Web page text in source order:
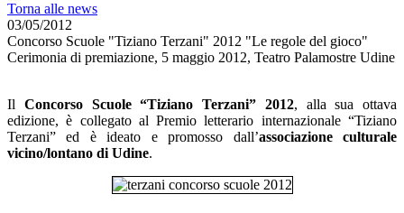
Torna alle news
03/05/2012
Concorso Scuole "Tiziano Terzani" 2012 "Le regole del gioco"
Cerimonia di premiazione, 5 maggio 2012, Teatro Palamostre Udine
Il Concorso Scuole “Tiziano Terzani” 2012, alla sua ottava
edizione, è collegato al Premio letterario internazionale “Tiziano
Terzani” ed è ideato e promosso dall’associazione culturale
vicino/lontano di Udine.